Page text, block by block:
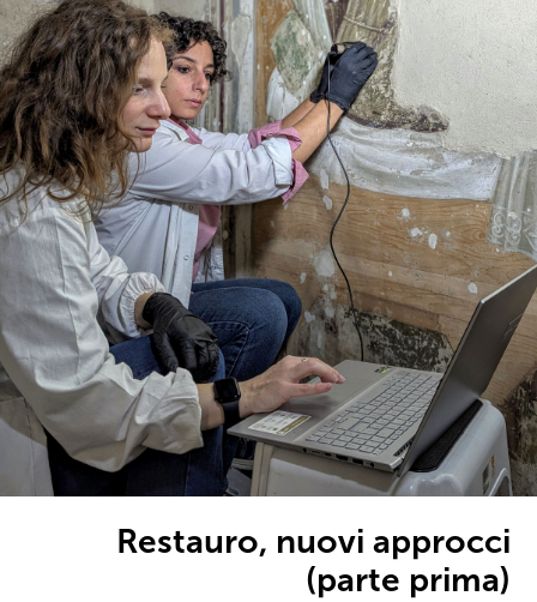
Restauro, nuovi approcci
(parte prima)